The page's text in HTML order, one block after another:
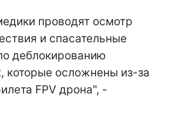
проводят осмотр
и спасательные
деблокированию
которые осложнены из-за
FPV дрона", -